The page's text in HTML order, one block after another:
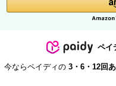
ペイ
今ならペイディの 3・6・12回